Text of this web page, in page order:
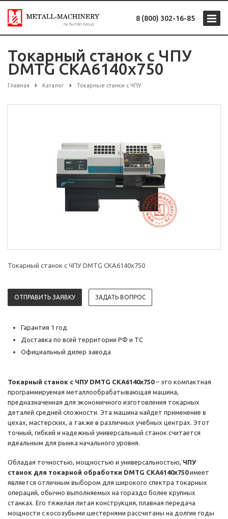
8 (800) 302-16-85
Токарный станок с ЧПУ
DMTG CKA6140х750
Главная Каталог Токарные станки с ЧПУ
Токарный станок с ЧПУ DMTG CKA6140х750
ОТПРАВИТЬ ЗАЯВКУ ЗАДАТЬ ВОПРОС
Гарантия 1 год
Доставка по всей территории РФ и ТС
Официальный дилер завода
Токарный станок с ЧПУ DMTG CKA6140х750– это компактная
программируемая металлообрабатывающая машина,
предназначенная для экономичного изготовления токарных
деталей средней сложности. Эта машина найдет применение в
цехах, мастерских, а также в различных учебных центрах. Этот
точный, гибкий и надежный универсальный станок считается
идеальным для рынка начального уровня.
Обладая точностью, мощностью и универсальностью, ЧПУ
станок для токарной обработки DMTG CKA6140х750имеет
является отличным выбором для широкого спектра токарных
операций, обычно выполняемых на гораздо более крупных
станках. Его тяжелая литая конструкция, плавная передача
мощности с косозубыми шестернями рассчитаны на долгие годы